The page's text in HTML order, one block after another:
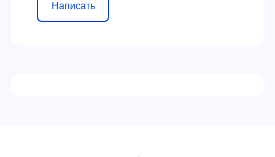
Написать